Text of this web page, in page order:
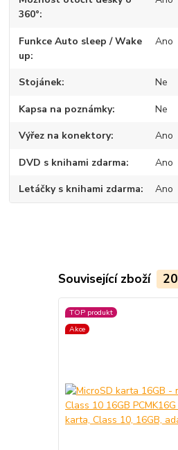
360°
Funkce Auto sleep / Wake
up
Ano
Stojánek Ne
Kapsa na poznámky Ne
Výřez na konektory Ano
DVD s knihami zdarma Ano
Letáčky s knihami zdarma Ano
Související zboží 20
TOP produkt
Akce